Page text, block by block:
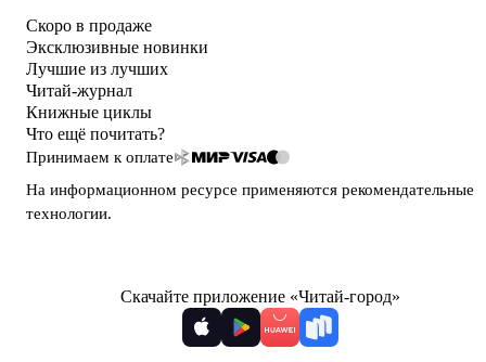
Скоро в продаже
Эксклюзивные новинки
Лучшие из лучших
Читай-журнал
Книжные циклы
Что ещё почитать?
Принимаем к оплате
На информационном ресурсе применяются рекомендательные
технологии.
Скачайте приложение «Читай-город»